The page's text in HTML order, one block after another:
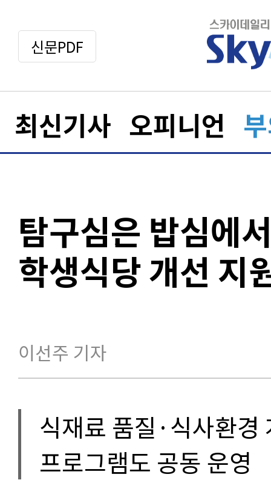
신문PDF
최신기사 오피니언
탐구심은 밥심에
학생식당 개선 지
이선주 기자
식재료 품질·식사환
프로그램도 공동 운영